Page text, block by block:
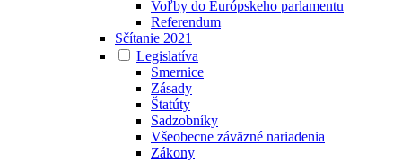
Voľby do Európskeho parlamentu
Referendum
Sčítanie 2021
Legislatíva
Smernice
Zásady
Štatúty
Sadzobníky
Všeobecne záväzné nariadenia
Zákony